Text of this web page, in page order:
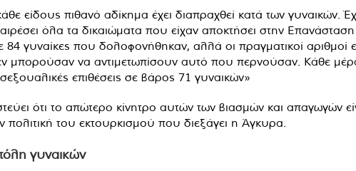
είδους πιθανό αδίκημα έχει διαπραχθεί κατά των γυναικών.
όλα τα δικαιώματα που είχαν αποκτήσει στην
84 γυναίκες που δολοφονήθηκαν, αλλά οι πραγματικοί αριθμοί
μπορούσαν να αντιμετωπίσουν αυτό που περνούσαν. Κάθε
επιθέσεις σε βάρος 71 γυναικών»
ότι το απώτερο κίνητρο αυτών των βιασμών και απαγωγών
του εκτουρκισμού που διεξάγει η Άγκυρα.
γυναικών